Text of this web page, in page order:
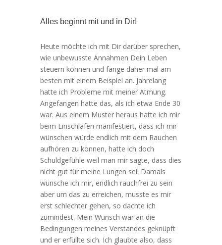
Alles beginnt mit und in Dir!
Heute möchte ich mit Dir darüber sprechen,
wie unbewusste Annahmen Dein Leben
steuern können und fange daher mal am
besten mit einem Beispiel an. Jahrelang
hatte ich Probleme mit meiner Atmung.
Angefangen hatte das, als ich etwa Ende 30
war. Aus einem Muster heraus hatte ich mir
beim Einschlafen manifestiert, dass ich mir
wünschen würde endlich mit dem Rauchen
aufhören zu können, hatte ich doch
Schuldgefühle weil man mir sagte, dass dies
nicht gut für meine Lungen sei. Damals
wünsche ich mir, endlich rauchfrei zu sein
aber um das zu erreichen, musste es mir
erst schlechter gehen, so dachte ich
zumindest. Mein Wunsch war an die
Bedingungen meines Verstandes geknüpft
und er erfüllte sich. Ich glaubte also, dass